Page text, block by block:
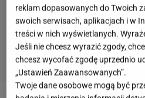
reklam dopasowanych do Twoich
swoich serwisach, aplikacjach i w
treści w nich wyświetlanych.
Jeśli nie chcesz wyrazić zgody,
chcesz wycofać zgodę uprzednio
„Ustawień Zaawansowanych”.
Twoje dane osobowe mogą być